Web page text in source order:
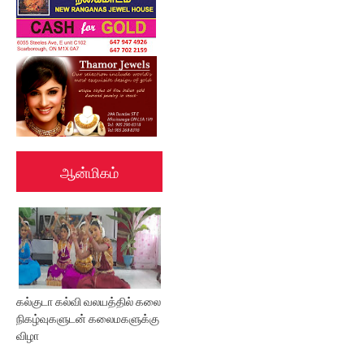
ஆன்மிகம்
கல்குடா கல்வி வலயத்தில் கலை
நிகழ்வுகளுடன் கலைமகளுக்கு
விழா